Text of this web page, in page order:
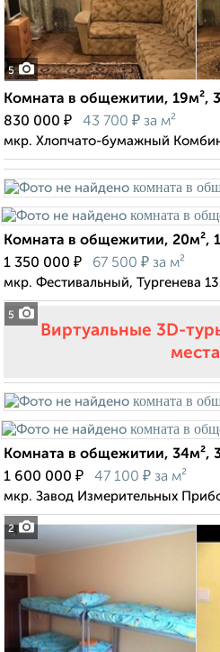
5
Комната в общежитии, 19м²,
830 000 ₽ 43 700 ₽ за м²
мкр. Хлопчато-бумажный
5
Комната в общежитии, 20м²,
1 350 000 ₽ 67 500 ₽ за м²
мкр. Фестивальный, Тургенева
Виртуальные 3D-
2
Комната в общежитии, 34м²,
1 600 000 ₽ 47 100 ₽ за м²
мкр. Завод Измерительных